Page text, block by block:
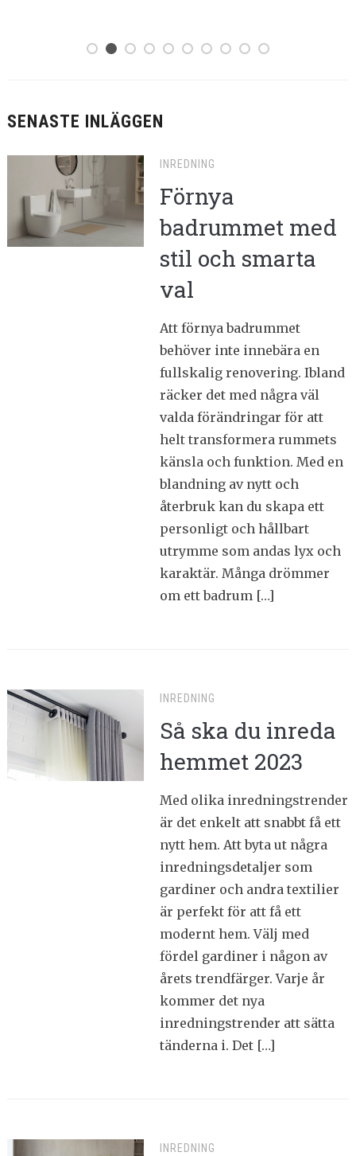
SENASTE INLÄGGEN
INREDNING
Förnya
badrummet med
stil och smarta
val
Att förnya badrummet
behöver inte innebära en
fullskalig renovering. Ibland
räcker det med några väl
valda förändringar för att
helt transformera rummets
känsla och funktion. Med en
blandning av nytt och
återbruk kan du skapa ett
personligt och hållbart
utrymme som andas lyx och
karaktär. Många drömmer
om ett badrum […]
INREDNING
Så ska du inreda
hemmet 2023
Med olika inredningstrender
är det enkelt att snabbt få ett
nytt hem. Att byta ut några
inredningsdetaljer som
gardiner och andra textilier
är perfekt för att få ett
modernt hem. Välj med
fördel gardiner i någon av
årets trendfärger. Varje år
kommer det nya
inredningstrender att sätta
tänderna i. Det […]
INREDNING